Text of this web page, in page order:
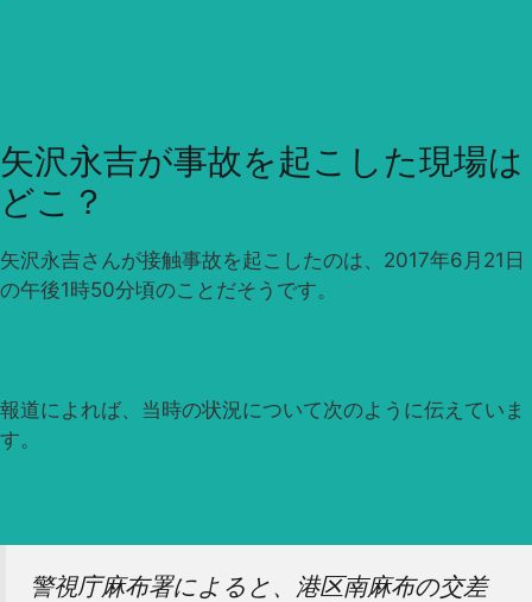
矢沢永吉が事故を起こした現場は
どこ？
矢沢永吉さんが接触事故を起こしたのは、2017年6月21日
の午後1時50分頃のことだそうです。
報道によれば、当時の状況について次のように伝えていま
す。
警視庁麻布署によると、港区南麻布の交差